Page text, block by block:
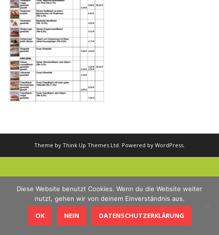
Theme by Think Up Themes Ltd . Powered by WordPress
Diese Website benutzt Cookies. Wenn du die Website weiter
nutzt, gehen wir von deinem Einverständnis aus.
OK NEIN DATENSCHUTZERKLÄRUNG